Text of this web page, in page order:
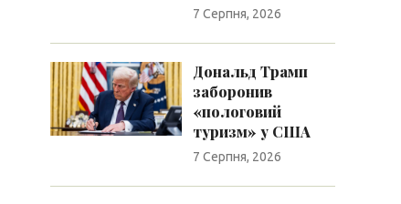
7 Серпня, 2026
Дональд Трамп
заборонив
«пологовий
туризм» у США
7 Серпня, 2026